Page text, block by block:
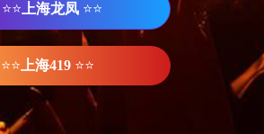
⭐⭐ 上海龙凤 ⭐⭐
⭐⭐ 上海419 ⭐⭐